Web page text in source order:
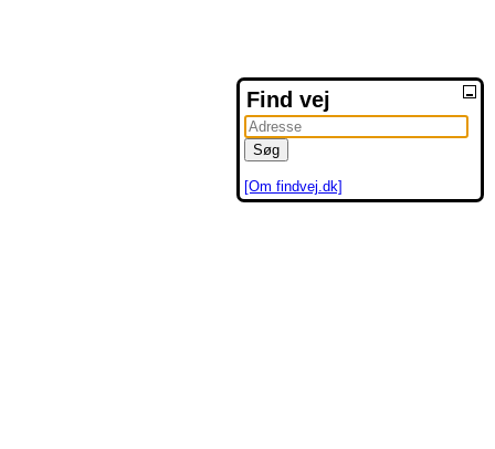
Find vej
[Om findvej.dk]